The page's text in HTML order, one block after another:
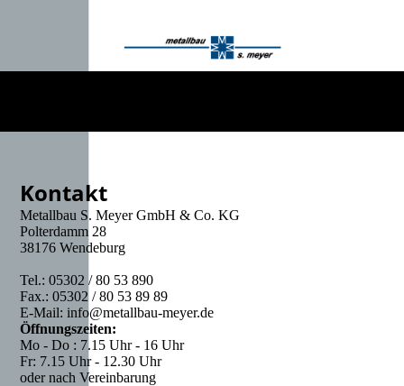
Kontakt
Metallbau S. Meyer GmbH & Co. KG
Polterdamm 28
38176 Wendeburg
Tel.: 05302 / 80 53 890
Fax.: 05302 / 80 53 89 89
E-Mail: info@metallbau-meyer.de
Öffnungszeiten:
Mo - Do : 7.15 Uhr - 16 Uhr
Fr: 7.15 Uhr - 12.30 Uhr
oder nach Vereinbarung